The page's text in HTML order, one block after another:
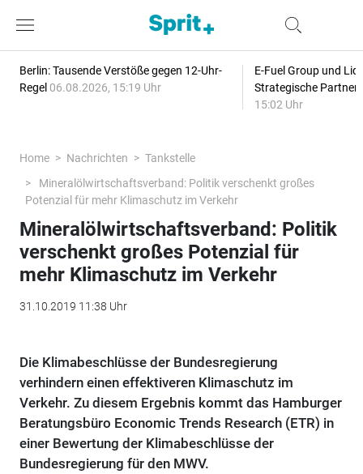
Berlin: Tausende Verstöße gegen 12-Uhr-
Regel 06.08.2026, 15:19 Uhr
E-Fuel Group und
Strategische
15:02 Uhr
Home Nachrichten
Tankstelle
Mineralölwirtschaftsverband: Politik verschenkt großes
Potenzial für mehr Klimaschutz im Verkehr
Mineralölwirtschaftsverband: Politik
verschenkt großes Potenzial für
mehr Klimaschutz im Verkehr
31.10.2019 11:38 Uhr
Die Klimabeschlüsse der Bundesregierung
verhindern einen effektiveren Klimaschutz im
Verkehr. Zu diesem Ergebnis kommt das Hamburger
Beratungsbüro Economic Trends Research (ETR) in
einer Bewertung der Klimabeschlüsse der
Bundesregierung für den MWV.